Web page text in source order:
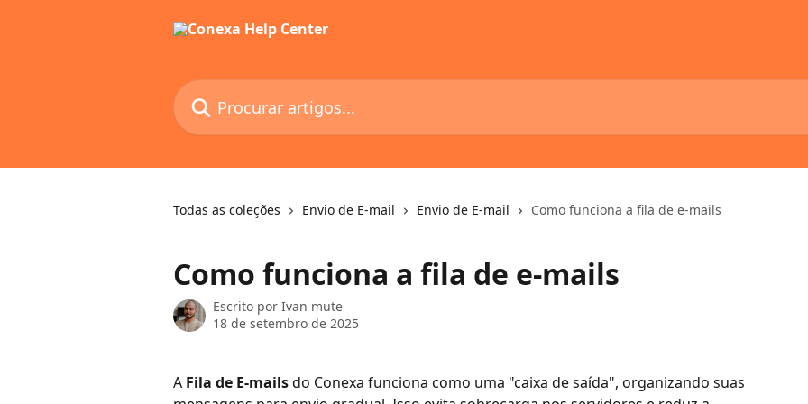
Procurar artigos...
Todas as coleções Envio de E-mail Envio de E-mail Como funciona a fila de e-mails
Como funciona a fila de e-mails
Escrito por Ivan mute
18 de setembro de 2025
A Fila de E-mails do Conexa funciona como uma "caixa de saída", organizando suas